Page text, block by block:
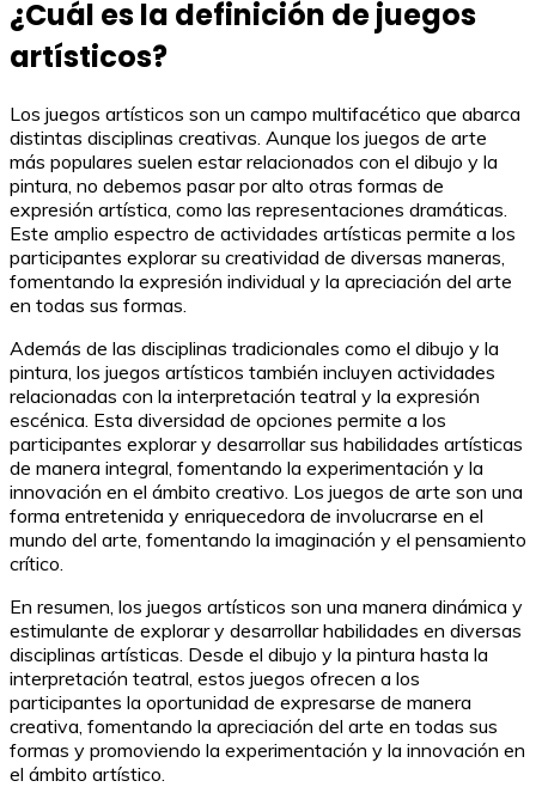
¿Cuál es la definición de juegos
artísticos?
Los juegos artísticos son un campo multifacético que abarca
distintas disciplinas creativas. Aunque los juegos de arte
más populares suelen estar relacionados con el dibujo y la
pintura, no debemos pasar por alto otras formas de
expresión artística, como las representaciones dramáticas.
Este amplio espectro de actividades artísticas permite a los
participantes explorar su creatividad de diversas maneras,
fomentando la expresión individual y la apreciación del arte
en todas sus formas.
Además de las disciplinas tradicionales como el dibujo y la
pintura, los juegos artísticos también incluyen actividades
relacionadas con la interpretación teatral y la expresión
escénica. Esta diversidad de opciones permite a los
participantes explorar y desarrollar sus habilidades artísticas
de manera integral, fomentando la experimentación y la
innovación en el ámbito creativo. Los juegos de arte son una
forma entretenida y enriquecedora de involucrarse en el
mundo del arte, fomentando la imaginación y el pensamiento
crítico.
En resumen, los juegos artísticos son una manera dinámica y
estimulante de explorar y desarrollar habilidades en diversas
disciplinas artísticas. Desde el dibujo y la pintura hasta la
interpretación teatral, estos juegos ofrecen a los
participantes la oportunidad de expresarse de manera
creativa, fomentando la apreciación del arte en todas sus
formas y promoviendo la experimentación y la innovación en
el ámbito artístico.